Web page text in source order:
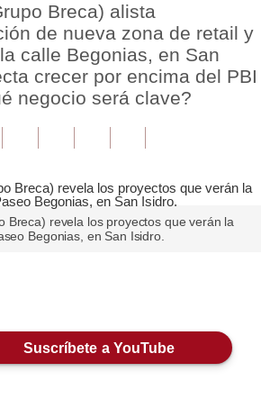
Breca) alista
de nueva zona de retail y
calle Begonias, en San
crecer por encima del PBI
negocio será clave?
Breca) revela los proyectos que verán la
Begonias, en San Isidro.
Suscríbete a YouTube